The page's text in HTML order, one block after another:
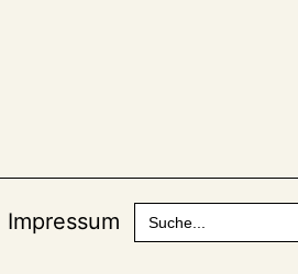
Impressum
Search
for: